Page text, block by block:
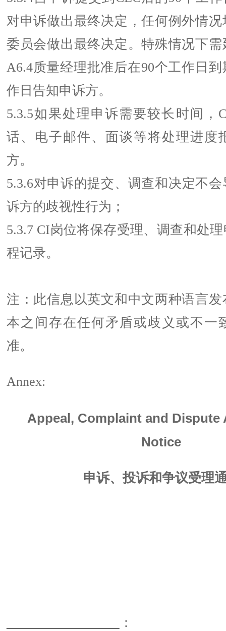
对申诉做出最终决定，任何例外情
委员会做出最终决定。特殊情况下
A6.4质量经理批准后在90个工作日
作日告知申诉方。
5.3.5如果处理申诉需要较长时间，
话、电子邮件、面谈等将处理进度
方。
5.3.6对申诉的提交、调查和决定不
诉方的歧视性行为；
5.3.7 CI岗位将保存受理、调查和处
程记录。
注：此信息以英文和中文两种语言
本之间存在任何矛盾或歧义或不一
准。
Annex:
Appeal, Complaint and Dispute
Notice
申诉、投诉和争议受理
：